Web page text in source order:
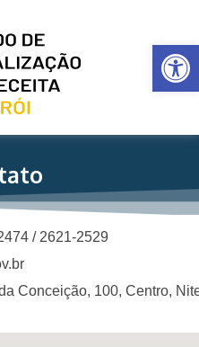
/ 2621-2529
Conceição, 100, Centro,